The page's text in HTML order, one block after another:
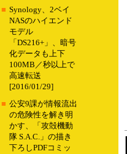
■ Synology、2ベイ
NASのハイエンド
モデル
「DS216+」、暗号
化データも上下
100MB／秒以上で
高速転送
[2016/01/29]
■ 公安9課が情報流出
の危険性を解き明
かす、「攻殻機動
隊 S.A.C.」の描き
下ろしPDFコミッ